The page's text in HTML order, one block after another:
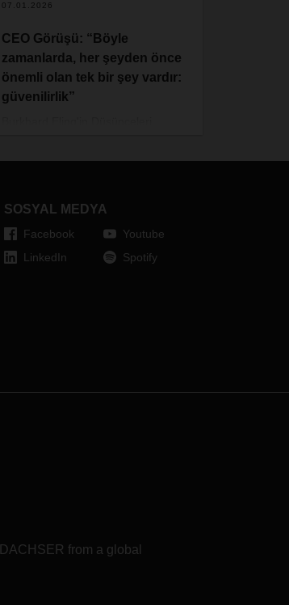
07.01.2026
CEO Görüşü: “Böyle
zamanlarda, her şeyden önce
önemli olan tek bir şey vardır:
güvenilirlik”
piyasalar, vasıflı işgücü eksikliğinin
ortam, geçtiğimiz yıl tedarik
zincirlerini bir kez daha zorlu bir
SOSYAL MEDYA
Facebook
LinkedIn
Youtube
Spotify
from a global